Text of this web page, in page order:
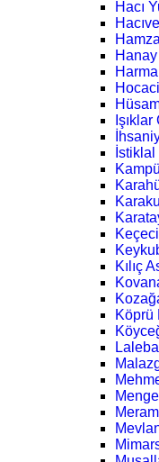
Hacı
Kılıç
Köprü